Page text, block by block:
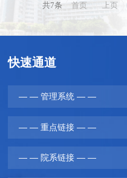
共7条 首页 上页
快速通道
— — 管理系统 — —
— — 重点链接 — —
— — 院系链接 — —